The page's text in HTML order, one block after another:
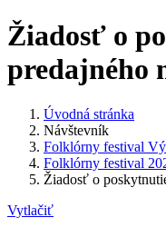
Žiadosť o
predajného
Úvodná stránka
Návštevník
Folklórny festival
Folklórny festival
Žiadosť o
Vytlačiť